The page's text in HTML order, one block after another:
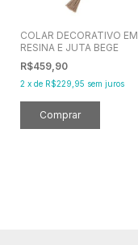
COLAR DECORATIVO EM
RESINA E JUTA BEGE
R$459,90
2 x de R$229,95 sem juros